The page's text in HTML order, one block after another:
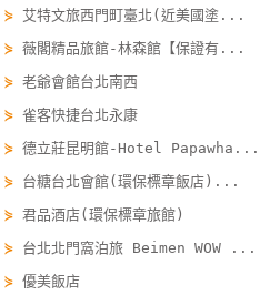
管
理
會
員
帳
客
⋟艾特文旅西門町臺北(近美國塗...
⋟薇閣精品旅館-林森館【保證有...
⋟老爺會館台北南西
⋟雀客快捷台北永康
⋟德立莊昆明館-Hotel Papawha...
⋟ 台糖台北會館(環保標章飯店)...
⋟君品酒店(環保標章旅館)
⋟ 台北北門窩泊旅 Beimen WOW ...
⋟優美飯店